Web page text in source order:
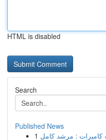
HTML is disabled
Search
Published News
1 كاميرات : مرشد كامل